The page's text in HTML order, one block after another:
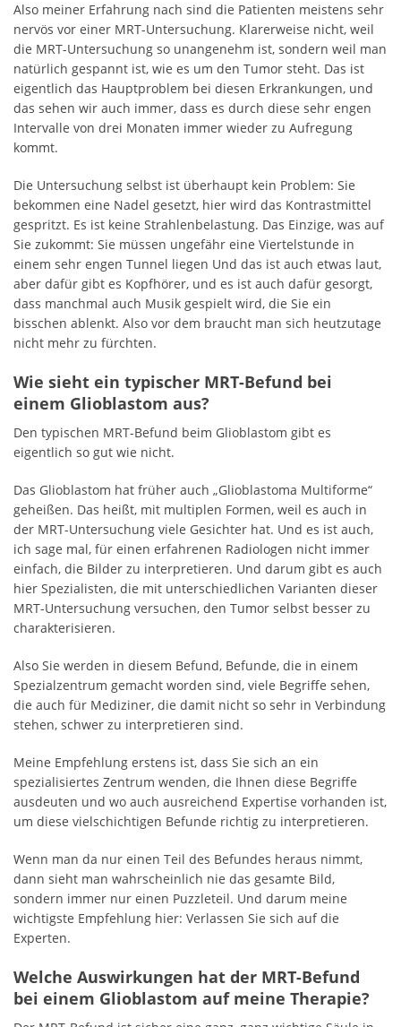
Also meiner Erfahrung nach sind die Patienten meistens sehr
nervös vor einer MRT-Untersuchung. Klarerweise nicht, weil
die MRT-Untersuchung so unangenehm ist, sondern weil man
natürlich gespannt ist, wie es um den Tumor steht. Das ist
eigentlich das Hauptproblem bei diesen Erkrankungen, und
das sehen wir auch immer, dass es durch diese sehr engen
Intervalle von drei Monaten immer wieder zu Aufregung
kommt.
Die Untersuchung selbst ist überhaupt kein Problem: Sie
bekommen eine Nadel gesetzt, hier wird das Kontrastmittel
gespritzt. Es ist keine Strahlenbelastung. Das Einzige, was auf
Sie zukommt: Sie müssen ungefähr eine Viertelstunde in
einem sehr engen Tunnel liegen Und das ist auch etwas laut,
aber dafür gibt es Kopfhörer, und es ist auch dafür gesorgt,
dass manchmal auch Musik gespielt wird, die Sie ein
bisschen ablenkt. Also vor dem braucht man sich heutzutage
nicht mehr zu fürchten.
Wie sieht ein typischer MRT-Befund bei
einem Glioblastom aus?
Den typischen MRT-Befund beim Glioblastom gibt es
eigentlich so gut wie nicht.
Das Glioblastom hat früher auch „Glioblastoma Multiforme“
geheißen. Das heißt, mit multiplen Formen, weil es auch in
der MRT-Untersuchung viele Gesichter hat. Und es ist auch,
ich sage mal, für einen erfahrenen Radiologen nicht immer
einfach, die Bilder zu interpretieren. Und darum gibt es auch
hier Spezialisten, die mit unterschiedlichen Varianten dieser
MRT-Untersuchung versuchen, den Tumor selbst besser zu
charakterisieren.
Also Sie werden in diesem Befund, Befunde, die in einem
Spezialzentrum gemacht worden sind, viele Begriffe sehen,
die auch für Mediziner, die damit nicht so sehr in Verbindung
stehen, schwer zu interpretieren sind.
Meine Empfehlung erstens ist, dass Sie sich an ein
spezialisiertes Zentrum wenden, die Ihnen diese Begriffe
ausdeuten und wo auch ausreichend Expertise vorhanden ist,
um diese vielschichtigen Befunde richtig zu interpretieren.
Wenn man da nur einen Teil des Befundes heraus nimmt,
dann sieht man wahrscheinlich nie das gesamte Bild,
sondern immer nur einen Puzzleteil. Und darum meine
wichtigste Empfehlung hier: Verlassen Sie sich auf die
Experten.
Welche Auswirkungen hat der MRT-Befund
bei einem Glioblastom auf meine Therapie?